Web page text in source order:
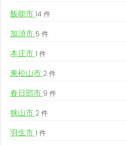
飯能市 14 件
加須市 5 件
本庄市 1 件
東松山市 2 件
春日部市 9 件
狭山市 2 件
羽生市 1 件